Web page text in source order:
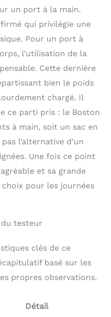
un port à la main.
qui privilégie une
Pour un port à
l’utilisation de la
Cette dernière
bien le poids
chargé. Il
ce parti pris : le Boston
à main, soit un sac en
l’alternative d’un
Une fois ce point
et sa grande
pour les journées
testeur
clés de ce
basé sur les
propres observations.
Détail